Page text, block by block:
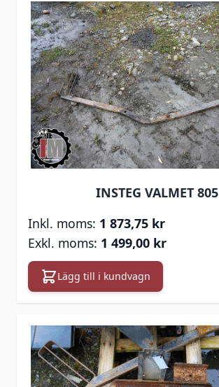
INSTEG VALMET 805
1 873,75 kr
1 499,00 kr
Lägg till i kundvagn